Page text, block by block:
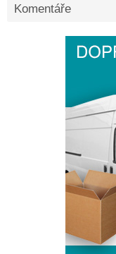
Komentáře